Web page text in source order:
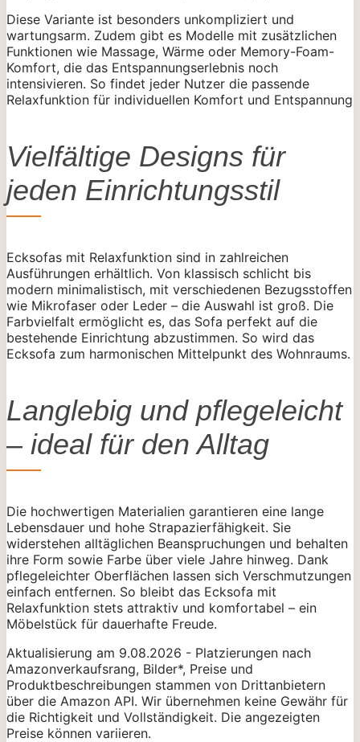
Diese Variante ist besonders unkompliziert und
wartungsarm. Zudem gibt es Modelle mit zusätzlichen
Funktionen wie Massage, Wärme oder Memory-Foam-
Komfort, die das Entspannungserlebnis noch
intensivieren. So findet jeder Nutzer die passende
Relaxfunktion für individuellen Komfort und Entspannung
Vielfältige Designs für
jeden Einrichtungsstil
Ecksofas mit Relaxfunktion sind in zahlreichen
Ausführungen erhältlich. Von klassisch schlicht bis
modern minimalistisch, mit verschiedenen Bezugsstoffen
wie Mikrofaser oder Leder – die Auswahl ist groß. Die
Farbvielfalt ermöglicht es, das Sofa perfekt auf die
bestehende Einrichtung abzustimmen. So wird das
Ecksofa zum harmonischen Mittelpunkt des Wohnraums.
Langlebig und pflegeleicht
– ideal für den Alltag
Die hochwertigen Materialien garantieren eine lange
Lebensdauer und hohe Strapazierfähigkeit. Sie
widerstehen alltäglichen Beanspruchungen und behalten
ihre Form sowie Farbe über viele Jahre hinweg. Dank
pflegeleichter Oberflächen lassen sich Verschmutzungen
einfach entfernen. So bleibt das Ecksofa mit
Relaxfunktion stets attraktiv und komfortabel – ein
Möbelstück für dauerhafte Freude.
Aktualisierung am 9.08.2026 - Platzierungen nach
Amazonverkaufsrang, Bilder*, Preise und
Produktbeschreibungen stammen von Drittanbietern
über die Amazon API. Wir übernehmen keine Gewähr für
die Richtigkeit und Vollständigkeit. Die angezeigten
Preise können variieren.